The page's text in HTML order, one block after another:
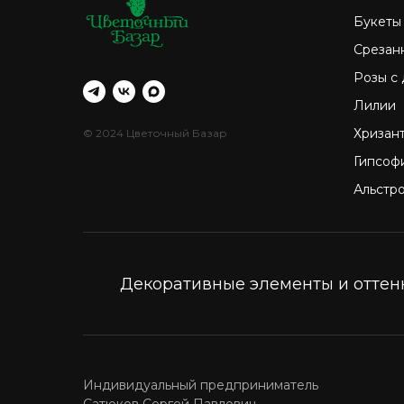
© 2024 Цветочный Базар
Розы с
Лилии
Декоративные элементы и
Индивидуальный предприниматель